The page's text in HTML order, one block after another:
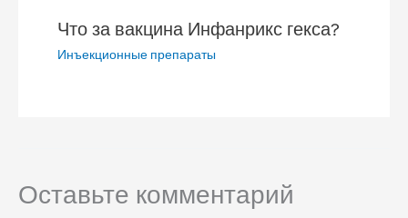
Что за вакцина Инфанрикс гекса?
Инъекционные препараты
Оставьте комментарий